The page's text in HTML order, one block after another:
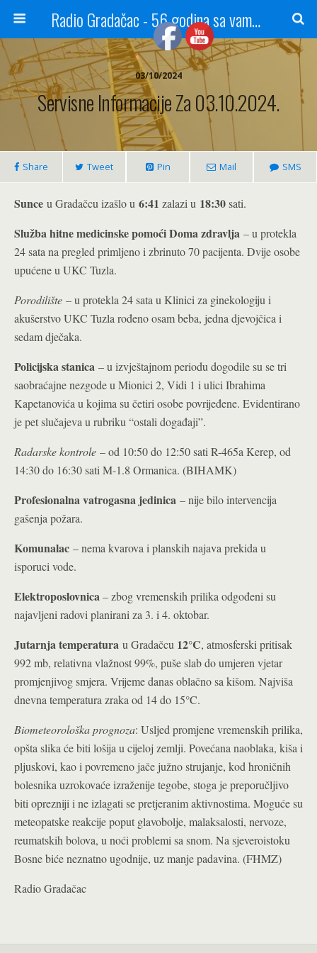
Radio Gradačac - 56 godina sa vama...
03/10/2024
Servisne Informacije Za 03.10.2024.
Share Tweet Pin Mail SMS
Sunce u Gradačcu izašlo u 6:41 zalazi u 18:30sati.
Služba hitne medicinske pomoći Doma zdravlja – u protekla
24 sata na pregled primljeno i zbrinuto 70 pacijenta. Dvije osobe
upućene u UKC Tuzla.
Porodilište – u protekla 24 sata u Klinici za ginekologiju i
akušerstvo UKC Tuzla rođeno osam beba, jedna djevojčica i
sedam dječaka.
Policijska stanica – u izvještajnom periodu dogodile su se tri
saobraćajne nezgode u Mionici 2, Vidi 1 i ulici Ibrahima
Kapetanovića u kojima su četiri osobe povrijeđene. Evidentirano
je pet slučajeva u rubriku “ostali događaji”.
Radarske kontrole – od 10:50 do 12:50 sati R-465a Kerep, od
14:30 do 16:30 sati M-1.8 Ormanica. (BIHAMK)
Profesionalna vatrogasna jedinica – nije bilo intervencija
gašenja požara.
Komunalac – nema kvarova i planskih najava prekida u
isporuci vode.
Elektroposlovnica– zbog vremenskih prilika odgođeni su
najavljeni radovi planirani za 3. i 4. oktobar.
Jutarnja temperatura u Gradačcu 12°C, atmosferski pritisak
992 mb, relativna vlažnost 99%, puše slab do umjeren vjetar
promjenjivog smjera. Vrijeme danas oblačno sa kišom. Najviša
dnevna temperatura zraka od 14 do 15°C.
Biometeorološka prognoza: Usljed promjene vremenskih prilika,
opšta slika će biti lošija u cijeloj zemlji. Povećana naoblaka, kiša i
pljuskovi, kao i povremeno jače južno strujanje, kod hroničnih
bolesnika uzrokovaće izraženije tegobe, stoga je preporučljivo
biti oprezniji i ne izlagati se pretjeranim aktivnostima. Moguće su
meteopatske reakcije poput glavobolje, malaksalosti, nervoze,
reumatskih bolova, u noći problemi sa snom. Na sjeveroistoku
Bosne biće neznatno ugodnije, uz manje padavina. (FHMZ)
Radio Gradačac